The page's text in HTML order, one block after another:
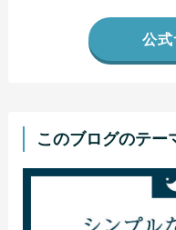
公式
このブログのテー